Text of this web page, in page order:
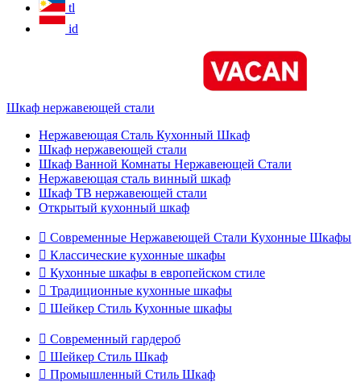
tl
id
Шкаф нержавеющей стали
Нержавеющая Сталь Кухонный Шкаф
Шкаф нержавеющей стали
Шкаф Ванной Комнаты Нержавеющей Стали
Нержавеющая сталь винный шкаф
Шкаф ТВ нержавеющей стали
Открытый кухонный шкаф
 Современные Нержавеющей Стали Кухонные Шкафы
 Классические кухонные шкафы
 Кухонные шкафы в европейском стиле
 Традиционные кухонные шкафы
 Шейкер Стиль Кухонные шкафы
 Современный гардероб
 Шейкер Стиль Шкаф
 Промышленный Стиль Шкаф